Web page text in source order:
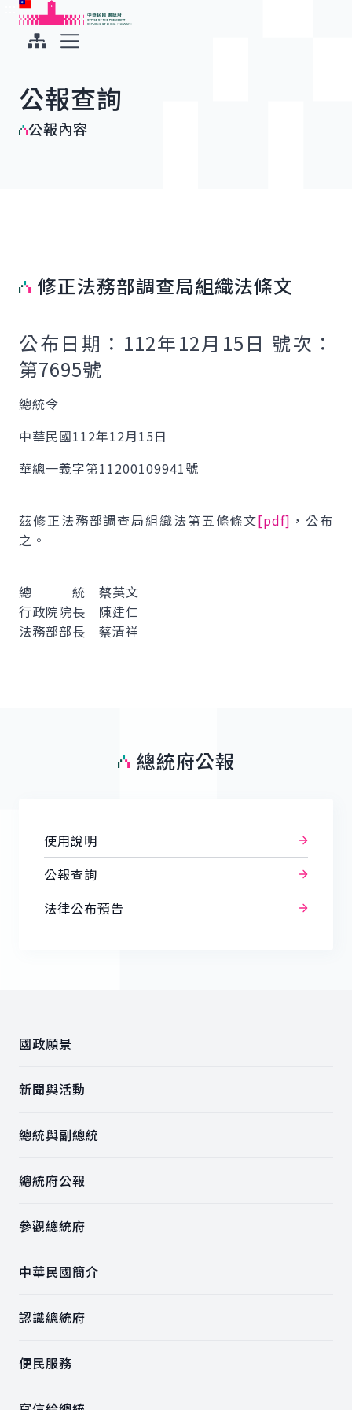
跳到主要內容
中華民國總統府
公報查詢
公報內容
修正法務部調查局組織法條文
公布日期：112年12月15日 號次：
第7695號
總統令
中華民國112年12月15日
華總一義字第11200109941號
茲修正法務部調查局組織法第五條條文[pdf] ，公布
之。
總 統 蔡英文
行政院院長 陳建仁
法務部部長 蔡清祥
總統府公報
使用說明
公報查詢
法律公布預告
國政願景
新聞與活動
總統與副總統
總統府公報
參觀總統府
中華民國簡介
認識總統府
便民服務